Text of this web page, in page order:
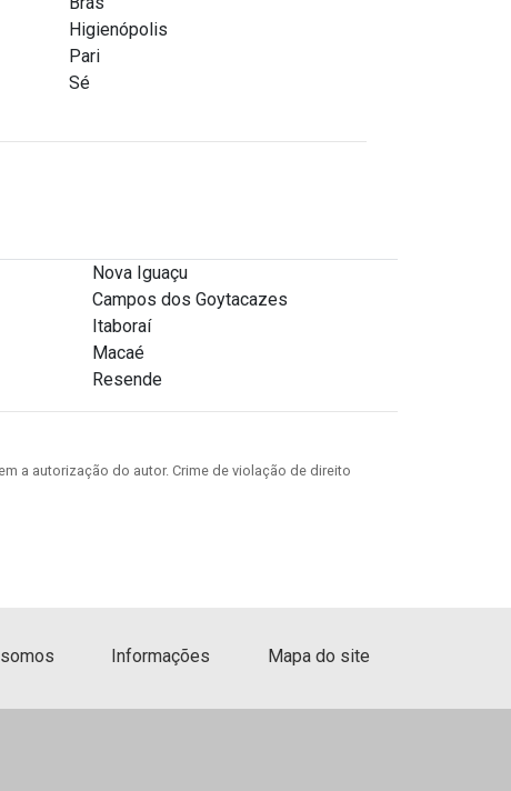
Armazenamento de materiais
inflamáveis
Armazenamento de produtos
perecíveis
Armazenamento de reagentes
Box aluguel sp
Higienópolis
Pari
Sé
Nova Iguaçu
Campos dos Goytacazes
Itaboraí
Macaé
Resende
a autorização do autor. Crime de violação de direito
Informações Mapa do site